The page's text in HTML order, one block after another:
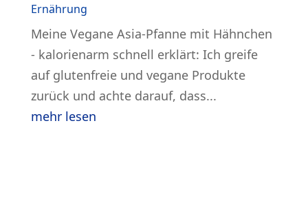
Ernährung
Meine Vegane Asia-Pfanne mit Hähnchen
- kalorienarm schnell erklärt: Ich greife
auf glutenfreie und vegane Produkte
zurück und achte darauf, dass...
mehr lesen